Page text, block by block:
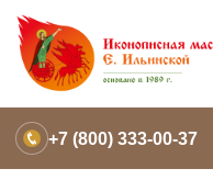
+7 (800) 333-00-37